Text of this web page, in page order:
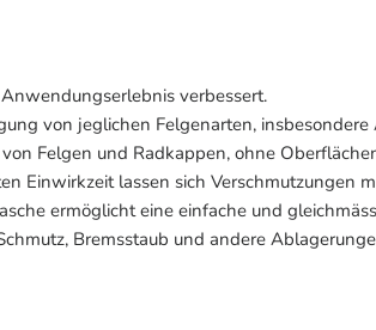
verbessert.
von jeglichen Felgenarten,
Felgen und Radkappen, ohne
Einwirkzeit lassen sich Verschmutzungen
ermöglicht eine einfache und
Bremsstaub und andere